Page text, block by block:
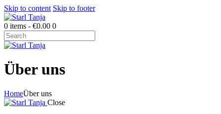
Skip to content Skip to footer
0 items - €0.00 0
Über uns
HomeÜber uns
Close